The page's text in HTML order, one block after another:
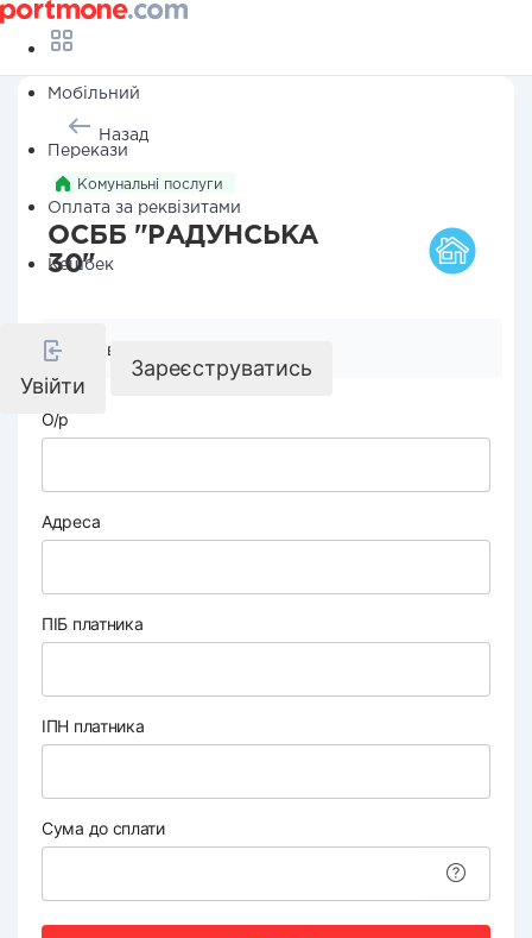
Мобільний
Перекази
Оплата за реквізитами
Кешбек
Увійти
Зареєструватись
Назад
Комунальні послуги
ОСББ "РАДУНСЬКА
30"
Реквізити компанії
О/р
Адреса
ПІБ платника
ІПН платника
Сума до сплати